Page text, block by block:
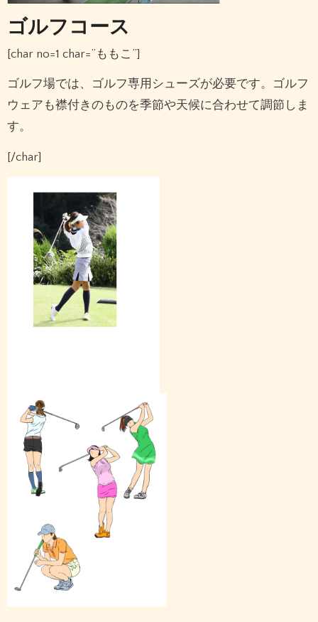
ゴルフコース
[char no=1 char=”ももこ”]
ゴルフ場では、ゴルフ専用シューズが必要です。ゴルフ
ウェアも襟付きのものを季節や天候に合わせて調節しま
す。
[/char]